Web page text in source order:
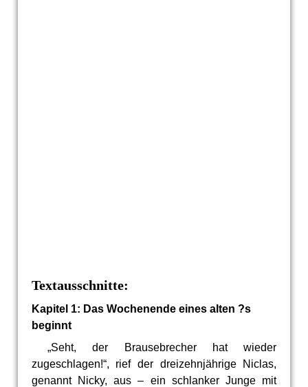
Textausschnitte:
Kapitel 1: Das Wochenende eines alten ?s
beginnt
„Seht, der Brausebrecher hat wieder
zugeschlagen!“, rief der dreizehnjährige Niclas,
genannt Nicky, aus – ein schlanker Junge mit